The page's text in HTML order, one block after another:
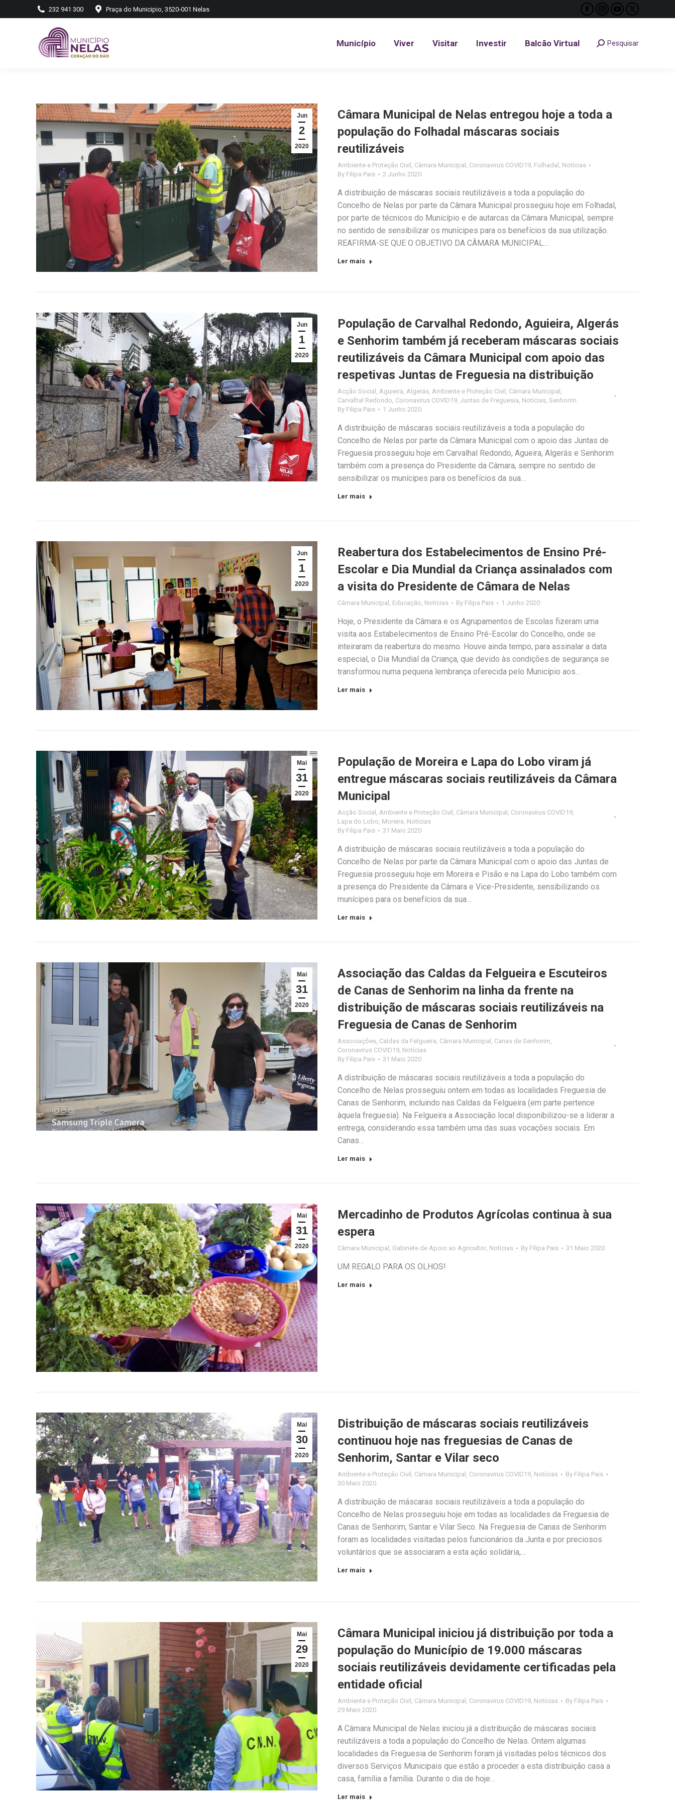
232 941 300 Praça do Municipio, 3520-001 Nelas
Facebook
opens
Instagram
opens
YouTube
opens
X
opens
Município Viver Visitar Investir Balcão Virtual Search:Pesquisar
Jun
2
2020
Câmara Municipal de Nelas entregou hoje a toda a
população do Folhadal máscaras sociais
reutilizáveis
Ambiente e Proteção Civil , Câmara Municipal , Coronavirus COVID19, Folhadal , Notícias
By Filipa Pais 2 Junho 2020
A distribuição de máscaras sociais reutilizáveis a toda a população do
Concelho de Nelas por parte da Câmara Municipal prosseguiu hoje em Folhadal,
por parte de técnicos do Município e de autarcas da Câmara Municipal, sempre
no sentido de sensibilizar os munícipes para os benefícios da sua utilização.
REAFIRMA-SE QUE O OBJETIVO DA CÂMARA MUNICIPAL…
Ler mais
Jun
1
2020
População de Carvalhal Redondo, Aguieira, Algerás
e Senhorim também já receberam máscaras sociais
reutilizáveis da Câmara Municipal com apoio das
respetivas Juntas de Freguesia na distribuição
Acção Social , Aguieira, Algerás, Ambiente e Proteção Civil , Câmara Municipal ,
Carvalhal Redondo, Coronavirus COVID19, Juntas de Freguesia, Notícias, Senhorim
By Filipa Pais 1 Junho 2020
A distribuição de máscaras sociais reutilizáveis a toda a população do
Concelho de Nelas por parte da Câmara Municipal com o apoio das Juntas de
Freguesia prosseguiu hoje em Carvalhal Redondo, Agueira, Algerás e Senhorim
também com a presença do Presidente da Câmara, sempre no sentido de
sensibilizar os munícipes para os benefícios da sua…
Ler mais
Jun
1
2020
Reabertura dos Estabelecimentos de Ensino Pré-
Escolar e Dia Mundial da Criança assinalados com
a visita do Presidente de Câmara de Nelas
Câmara Municipal , Educação, Notícias By Filipa Pais 1 Junho 2020
Hoje, o Presidente da Câmara e os Agrupamentos de Escolas fizeram uma
visita aos Estabelecimentos de Ensino Pré-Escolar do Concelho, onde se
inteiraram da reabertura do mesmo. Houve ainda tempo, para assinalar a data
especial, o Dia Mundial da Criança, que devido às condições de segurança se
transformou numa pequena lembrança oferecida pelo Município aos…
Ler mais
Mai
31
2020
População de Moreira e Lapa do Lobo viram já
entregue máscaras sociais reutilizáveis da Câmara
Municipal
Acção Social Ambiente e Proteção Civil Câmara Municipal Coronavirus COVID19
Lapa do Lobo Moreira Notícias
By Filipa Pais 31 Maio 2020
A distribuição de máscaras sociais reutilizáveis a toda a população do
Concelho de Nelas por parte da Câmara Municipal com o apoio das Juntas de
Freguesia prosseguiu hoje em Moreira e Pisão e na Lapa do Lobo também com
a presença do Presidente da Câmara e Vice-Presidente, sensibilizando os
munícipes para os benefícios da sua…
Ler mais
Mai
31
2020
Associação das Caldas da Felgueira e Escuteiros
de Canas de Senhorim na linha da frente na
distribuição de máscaras sociais reutilizáveis na
Freguesia de Canas de Senhorim
Associações Caldas da Felgueira Câmara Municipal Canas de Senhorim
Coronavirus COVID19 Notícias
By Filipa Pais 31 Maio 2020
A distribuição de máscaras sociais reutilizáveis a toda a população do
Concelho de Nelas prosseguiu ontem em todas as localidades Freguesia de
Canas de Senhorim, incluindo nas Caldas da Felgueira (em parte pertence
àquela freguesia). Na Felgueira a Associação local disponibilizou-se a liderar a
entrega, considerando essa também uma das suas vocações sociais. Em
Canas…
Ler mais
Mai
31
2020
Mercadinho de Produtos Agrícolas continua à sua
espera
Câmara Municipal Gabinete de Apoio ao Agricultor Notícias By Filipa Pais 31 Maio 2020
UM REGALO PARA OS OLHOS!
Ler mais
Mai
30
2020
Distribuição de máscaras sociais reutilizáveis
continuou hoje nas freguesias de Canas de
Senhorim, Santar e Vilar seco
Ambiente e Proteção Civil , Câmara Municipal , Coronavirus COVID19, Notícias By Filipa Pais
30 Maio 2020
A distribuição de máscaras sociais reutilizáveis a toda a população do
Concelho de Nelas prosseguiu hoje em todas as localidades da Freguesia de
Canas de Senhorim, Santar e Vilar Seco. Na Freguesia de Canas de Senhorim
foram as localidades visitadas pelos funcionários da Junta e por preciosos
voluntários que se associaram a esta ação solidária,…
Ler mais
Mai
29
2020
Câmara Municipal iniciou já distribuição por toda a
população do Município de 19.000 máscaras
sociais reutilizáveis devidamente certificadas pela
entidade oficial
Ambiente e Proteção Civil Câmara Municipal Coronavirus COVID19 Notícias By Filipa Pais
29 Maio 2020
A Câmara Municipal de Nelas iniciou já a distribuição de máscaras sociais
reutilizáveis a toda a população do Concelho de Nelas. Ontem algumas
localidades da Freguesia de Senhorim foram já visitadas pelos técnicos dos
diversos Serviços Municipais que estão a proceder a esta distribuição casa a
casa, família a família. Durante o dia de hoje…
Ler mais
Município Viver Visitar Investir Balcão Virtual Search:
Pesquisar